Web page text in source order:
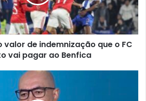
valor de indemnização que o FC
vai pagar ao Benfica